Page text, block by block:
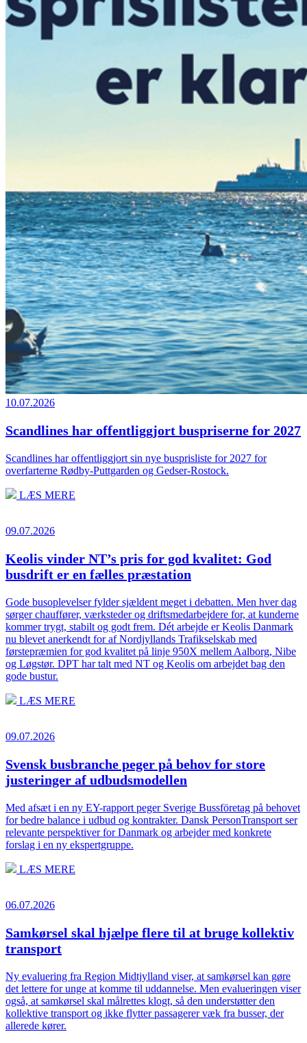
10.07.2026
Scandlines har offentliggjort buspriserne for 2027
Scandlines har offentliggjort sin nye busprisliste for 2027 for
overfarterne Rødby-Puttgarden og Gedser-Rostock.
LÆS MERE
09.07.2026
Keolis vinder NT’s pris for god kvalitet: God
busdrift er en fælles præstation
Gode busoplevelser fylder sjældent meget i debatten. Men hver dag
sørger chauffører, værksteder og driftsmedarbejdere for, at kunderne
kommer trygt, stabilt og godt frem. Dét arbejde er Keolis Danmark
nu blevet anerkendt for af Nordjyllands Trafikselskab med
førstepræmien for god kvalitet på linje 950X mellem Aalborg, Nibe
og Løgstør. DPT har talt med NT og Keolis om arbejdet bag den
gode bustur.
LÆS MERE
09.07.2026
Svensk busbranche peger på behov for store
justeringer af udbudsmodellen
Med afsæt i en ny EY-rapport peger Sverige Bussföretag på behovet
for bedre balance i udbud og kontrakter. Dansk PersonTransport ser
relevante perspektiver for Danmark og arbejder med konkrete
forslag i en ny ekspertgruppe.
LÆS MERE
06.07.2026
Samkørsel skal hjælpe flere til at bruge kollektiv
transport
Ny evaluering fra Region Midtjylland viser, at samkørsel kan gøre
det lettere for unge at komme til uddannelse. Men evalueringen viser
også, at samkørsel skal målrettes klogt, så den understøtter den
kollektive transport og ikke flytter passagerer væk fra busser, der
allerede kører.